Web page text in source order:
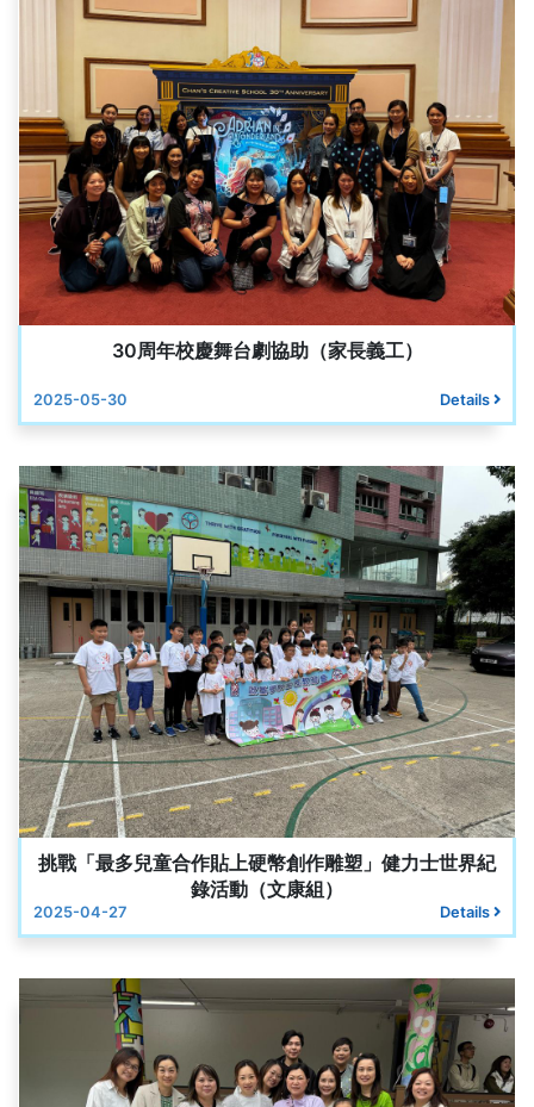
30周年校慶舞台劇協助（家長義工）
2025-05-30 Details
挑戰「最多兒童合作貼上硬幣創作雕塑」健力士世界紀
錄活動（文康組）
2025-04-27 Details